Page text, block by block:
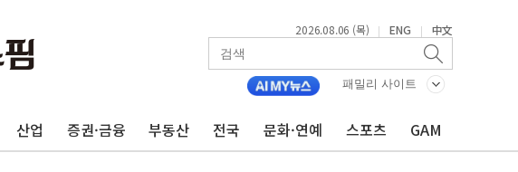
2026.08.06 (목) | ENG | 中文
패밀리 사이트
산업 증권·금융 부동산 전국 문화·연예 스포츠 GAM
대형주 급락에 코스피 4%↓…매도 사이드카 발동